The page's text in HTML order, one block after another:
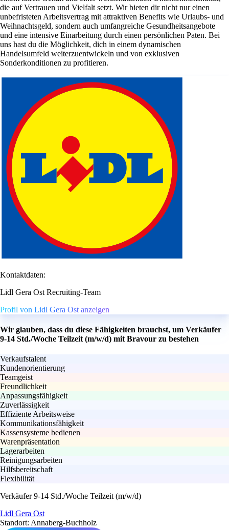
die auf Vertrauen und Vielfalt setzt. Wir bieten dir nicht nur einen
unbefristeten Arbeitsvertrag mit attraktiven Benefits wie Urlaubs- und
Weihnachtsgeld, sondern auch umfangreiche Gesundheitsangebote
und eine intensive Einarbeitung durch einen persönlichen Paten. Bei
uns hast du die Möglichkeit, dich in einem dynamischen
Handelsumfeld weiterzuentwickeln und von exklusiven
Sonderkonditionen zu profitieren.
Kontaktdaten:
Lidl Gera Ost Recruiting-Team
Profil von Lidl Gera Ost anzeigen
Wir glauben, dass du diese Fähigkeiten brauchst, um Verkäufer
9-14 Std./Woche Teilzeit (m/w/d) mit Bravour zu bestehen
Verkaufstalent
Kundenorientierung
Teamgeist
Freundlichkeit
Anpassungsfähigkeit
Zuverlässigkeit
Effiziente Arbeitsweise
Kommunikationsfähigkeit
Kassensysteme bedienen
Warenpräsentation
Lagerarbeiten
Reinigungsarbeiten
Hilfsbereitschaft
Flexibilität
Verkäufer 9-14 Std./Woche Teilzeit (m/w/d)
Lidl Gera Ost
Standort: Annaberg-Buchholz